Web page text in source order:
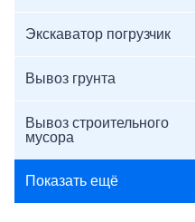
Экскаватор погрузчик
Вывоз грунта
Вывоз строительного
мусора
Показать ещё